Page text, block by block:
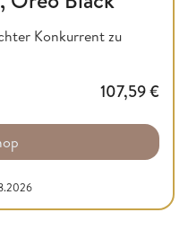
Konkurrent zu
107,59€